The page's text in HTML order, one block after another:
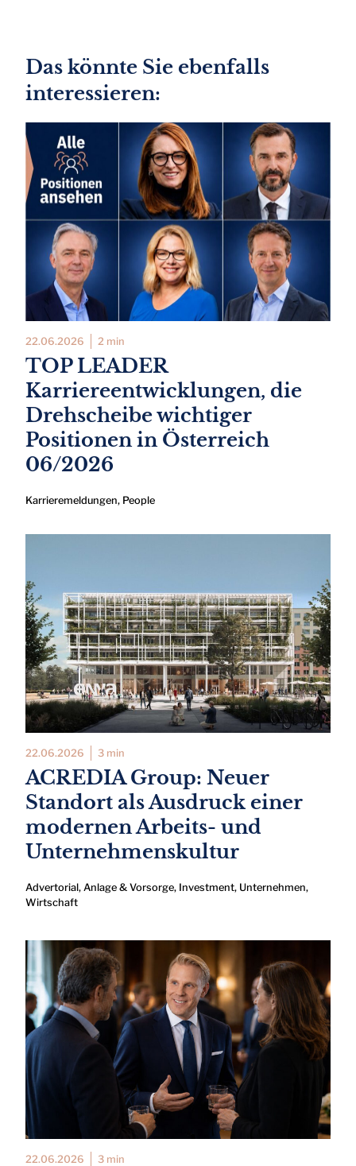
Das könnte Sie ebenfalls
interessieren:
22.06.2026 2 min
TOP LEADER
Karriereentwicklungen, die
Drehscheibe wichtiger
Positionen in Österreich
06/2026
Karrieremeldungen, People
22.06.2026 3 min
ACREDIA Group: Neuer
Standort als Ausdruck einer
modernen Arbeits- und
Unternehmenskultur
Advertorial, Anlage & Vorsorge, Investment, Unternehmen,
Wirtschaft
22.06.2026 3 min